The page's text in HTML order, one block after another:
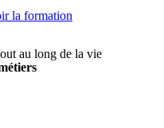
la formation
au long de la vie